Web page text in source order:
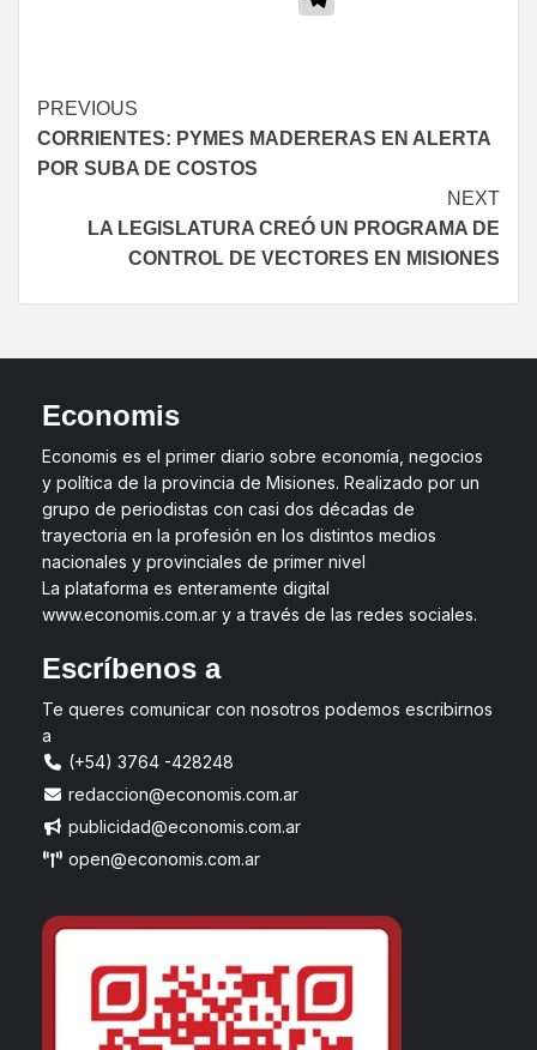
PREVIOUS
CORRIENTES: PYMES MADERERAS EN ALERTA
POR SUBA DE COSTOS
NEXT
LA LEGISLATURA CREÓ UN PROGRAMA DE
CONTROL DE VECTORES EN MISIONES
Economis
Economis es el primer diario sobre economía, negocios
y política de la provincia de Misiones. Realizado por un
grupo de periodistas con casi dos décadas de
trayectoria en la profesión en los distintos medios
nacionales y provinciales de primer nivel
La plataforma es enteramente digital
www.economis.com.ar y a través de las redes sociales.
Escríbenos a
Te queres comunicar con nosotros podemos escribirnos
a
(+54) 3764 -428248
redaccion@economis.com.ar
publicidad@economis.com.ar
open@economis.com.ar